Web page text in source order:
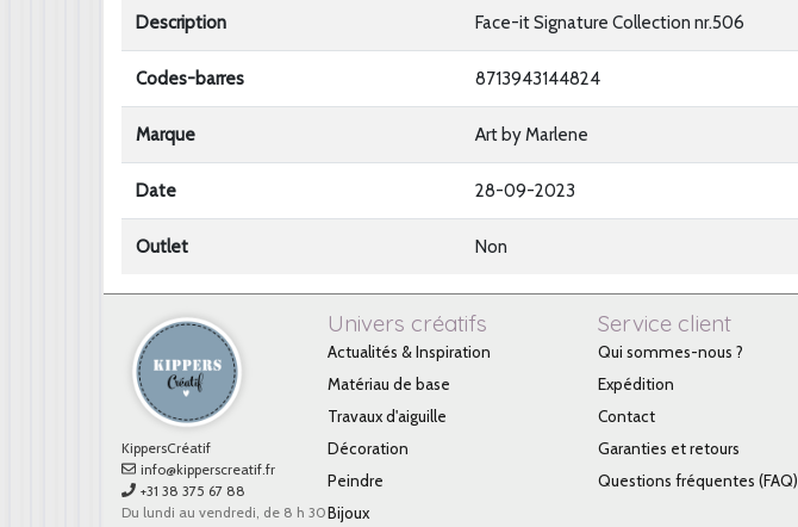
Description Face-it Signature Collection nr.506
Codes-barres 8713943144824
Marque Art by Marlene
Date 28-09-2023
Outlet Non
KippersCréatif
info@kipperscreatif.fr
+31 38 375 67 88
Du lundi au vendredi, de 8 h 30
Univers créatifs
Actualités & Inspiration
Matériau de base
Travaux d'aiguille
Décoration
Peindre
Bijoux
Service client
Qui sommes-nous ?
Expédition
Contact
Garanties et retours
Questions fréquentes (FAQ)